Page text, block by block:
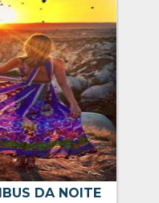
DA NOITE